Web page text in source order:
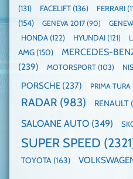
(131)
FACELIFT (136) FERRARI
(154)
GENEVA 2017 (90)
HONDA (122) HYUNDAI (121)
AMG (150) MERCEDES-
(239)
MOTORSPORT (103)
PORSCHE (237) PRIMA TURA
RADAR (983) RENAULT
SALOANE AUTO (349)
SUPER SPEED
TOYOTA (163)